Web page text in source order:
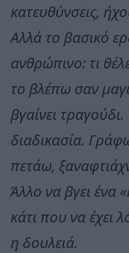
κατευθύνσεις,
Αλλά το βασικό
ανθρώπινο: τι
το βλέπω σαν
βγαίνει
διαδικασία.
πετάω,
Άλλο να βγει ένα
κάτι που να έχει
η δουλειά.